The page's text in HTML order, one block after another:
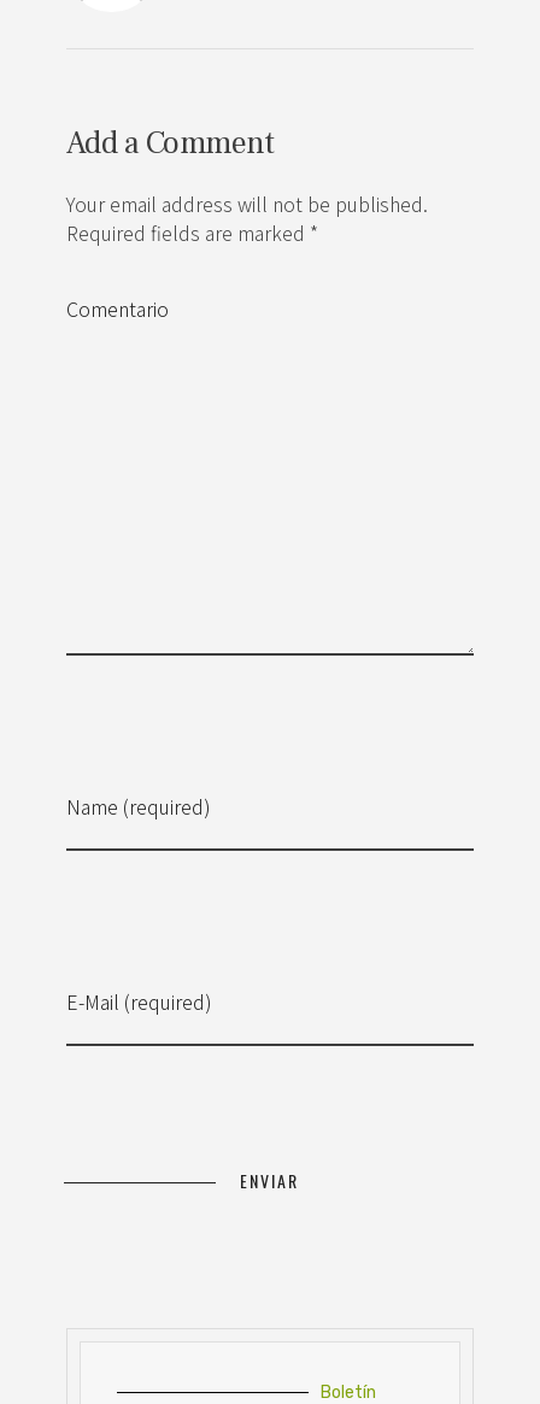
Add a Comment
Your email address will not be published.
Required fields are marked *
Name (required)
E-Mail (required)
Comentario
Boletín